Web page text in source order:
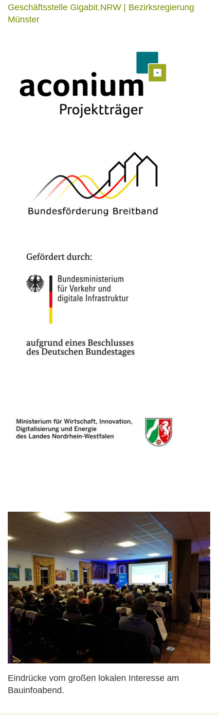
Geschäftsstelle Gigabit.NRW | Bezirksregierung
Münster
Eindrücke vom großen lokalen Interesse am
Bauinfoabend.